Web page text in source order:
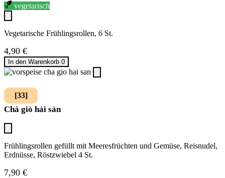
vegetarisch
Vegetarische Frühlingsrollen, 6 St.
4,90 €
In den Warenkorb 0
[33]
Chả giò hải sản
Frühlingsrollen gefüllt mit Meeresfrüchten und Gemüse, Reisnudel,
Erdnüsse, Röstzwiebel 4 St.
7,90 €